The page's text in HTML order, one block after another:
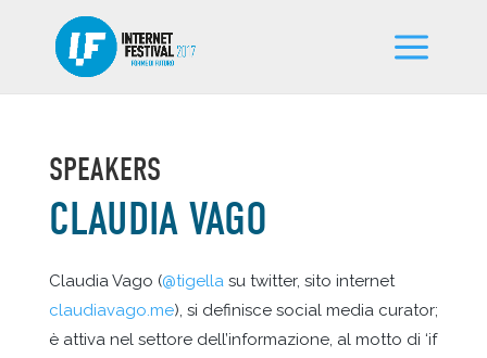
SPEAKERS
CLAUDIA VAGO
Claudia Vago (@tigellasu twitter, sito internet
claudiavago.me), si definisce social media curator;
è attiva nel settore dell’informazione, al motto di ‘if